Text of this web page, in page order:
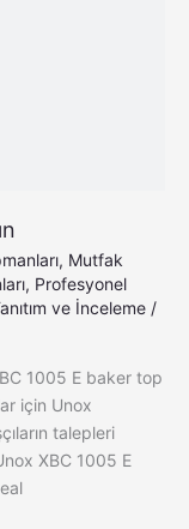
, Mutfak
, Profesyonel
ve İnceleme /
1005 E baker top
için Unox
talepleri
XBC 1005 E